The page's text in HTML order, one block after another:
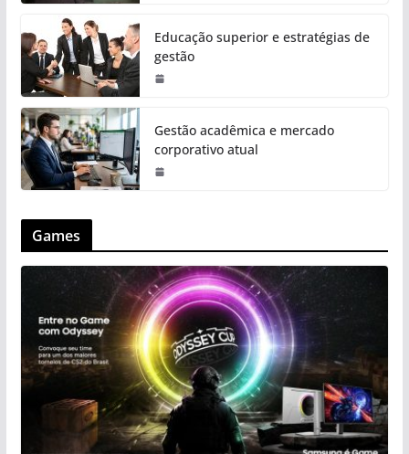
Educação superior e estratégias de
gestão
Gestão acadêmica e mercado
corporativo atual
Games